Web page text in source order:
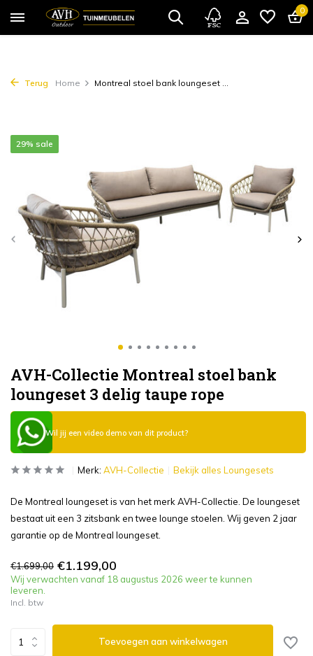
0
Terug Home Montreal stoel bank loungeset ...
AVH-Collectie Montreal stoel bank
loungeset 3 delig taupe rope
29% sale
Wil jij een video demo van dit product?
Merk: AVH-Collectie Bekijk alles Loungesets
De Montreal loungeset is van het merk AVH-Collectie. De loungeset
bestaat uit een 3 zitsbank en twee lounge stoelen. Wij geven 2 jaar
garantie op de Montreal loungeset.
€1.699,00 €1.199,00
Wij verwachten vanaf 18 augustus 2026 weer te kunnen
leveren.
Incl. btw
Toevoegen aan winkelwagen